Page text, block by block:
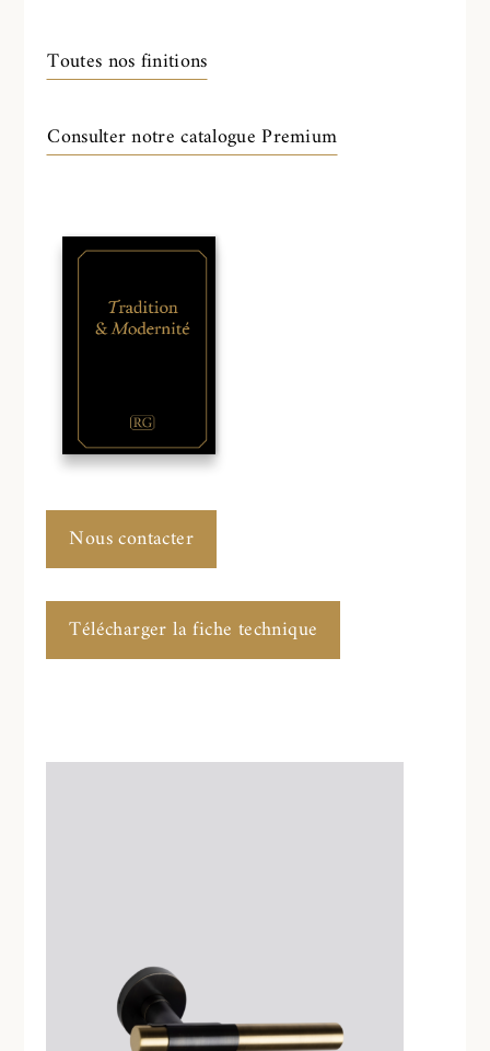
Toutes nos finitions
Consulter notre catalogue Premium
Nous contacter
Télécharger la fiche technique